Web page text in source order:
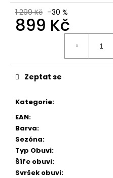
1 299 Kč –30 %
899 Kč
Kategorie:
EAN:
Barva:
Sezóna:
Typ Obuvi:
Šíře obuvi:
Svršek obuvi:
Zeptat se
870
Kč
Původně: